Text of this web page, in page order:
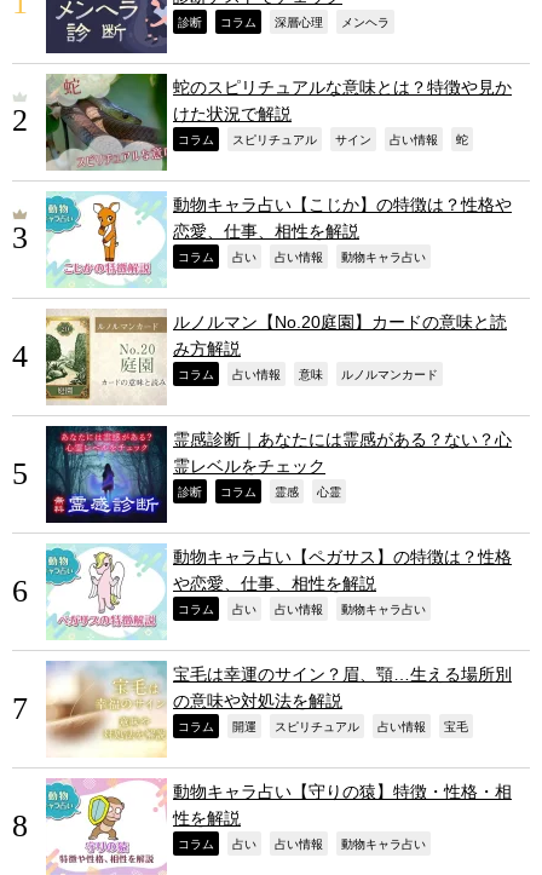
診断 コラム 深層心理 メンヘラ
蛇のスピリチュアルな意味とは？特徴や見か
けた状況で解説
コラム スピリチュアル サイン 占い情報 蛇
動物キャラ占い【こじか】の特徴は？性格や
恋愛、仕事、相性を解説
コラム 占い 占い情報 動物キャラ占い
ルノルマン【No.20庭園】カードの意味と読
み方解説
コラム 占い情報 意味 ルノルマンカード
霊感診断｜あなたには霊感がある？ない？心
霊レベルをチェック
診断 コラム 霊感 心霊
動物キャラ占い【ペガサス】の特徴は？性格
や恋愛、仕事、相性を解説
コラム 占い 占い情報 動物キャラ占い
宝毛は幸運のサイン？眉、顎…生える場所別
の意味や対処法を解説
コラム 開運 スピリチュアル 占い情報 宝毛
動物キャラ占い【守りの猿】特徴・性格・相
性を解説
コラム 占い 占い情報 動物キャラ占い